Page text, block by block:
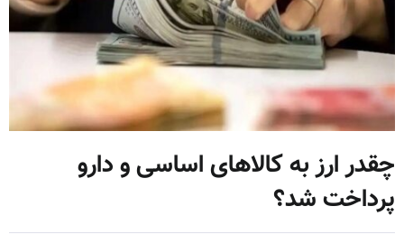
چقدر ارز به کالاهای اساسی و دارو
پرداخت شد؟